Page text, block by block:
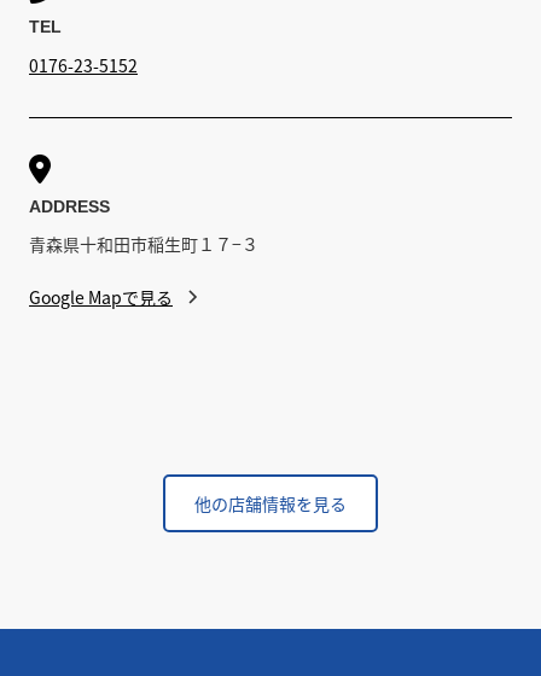
TEL
0176-23-5152

ADDRESS
青森県十和田市稲生町１７−３
Google Mapで見る
他の店舗情報を見る